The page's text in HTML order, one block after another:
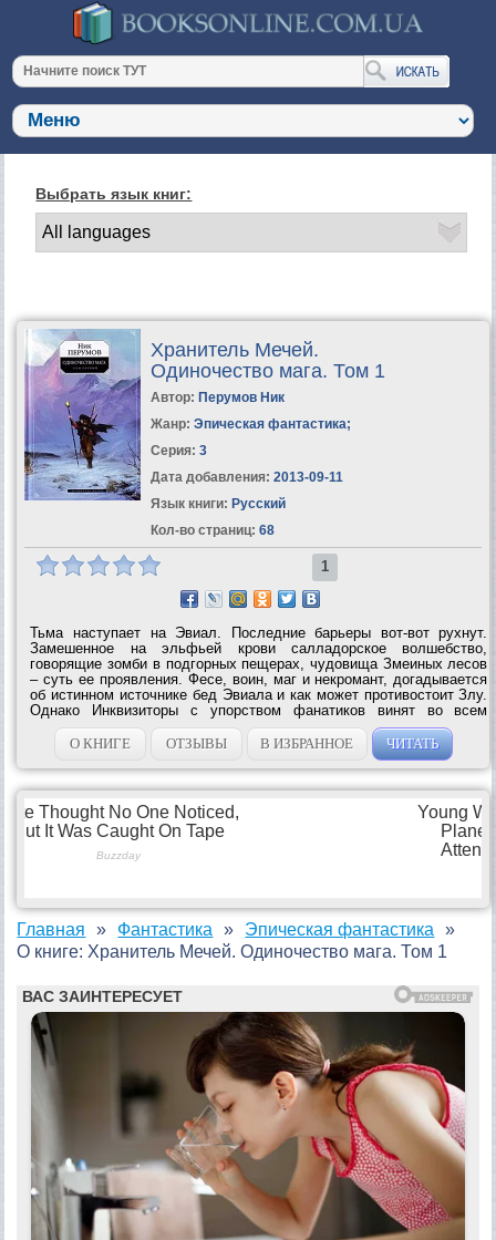
Выбрать язык книг:
Хранитель Мечей.
Одиночество мага. Том 1
Автор: Перумов Ник
Жанр: Эпическая фантастика;
Серия: 3
Дата добавления: 2013-09-11
Язык книги: Русский
Кол-во страниц: 68
1
Тьма наступает на Эвиал. Последние барьеры вот-вот рухнут.
Замешенное на эльфьей крови салладорское волшебство,
говорящие зомби в подгорных пещерах, чудовища Змеиных лесов
– суть ее проявления. Фесе, воин, маг и некромант, догадывается
об истинном источнике бед Эвиала и как может противостоит Злу.
Однако Инквизиторы с упорством фанатиков винят во всем
некроманта и гонят его от одной ловушки к другой. Платя высокую
цену душой и...
О КНИГЕ ОТЗЫВЫ В ИЗБРАННОЕ ЧИТАТЬ
Главная Фантастика
Эпическая фантастика
О книге: Хранитель Мечей. Одиночество мага. Том 1